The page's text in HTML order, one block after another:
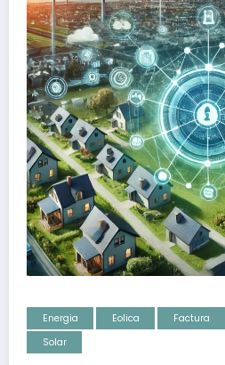
Energia Eolica Factura
Solar